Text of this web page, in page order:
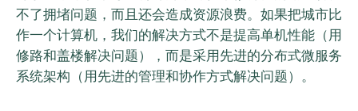
不了拥堵问题，而且还会造成资源浪费。如果把城市比
作一个计算机，我们的解决方式不是提高单机性能（用
修路和盖楼解决问题），而是采用先进的分布式微服务
系统架构（用先进的管理和协作方式解决问题）。